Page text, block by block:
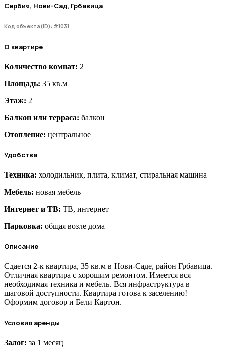
Сербия, Нови-Сад, Грбавица
Код объекта(ID): #1031
О квартире
Количество комнат: 2
Площадь: 35 кв.м
Этаж: 2
Балкон или терраса: балкон
Отопление: центральное
Удобства
Техника: холодильник, плита, климат, стиральная машина
Мебель: новая мебель
Интернет и ТВ: ТВ, интернет
Парковка: общая возле дома
Описание
Сдается 2-к квартира, 35 кв.м в Нови-Саде, район Грбавица.
Отличная квартира с хорошим ремонтом. Имеется вся
необходимая техника и мебель. Вся инфраструктура в
шаговой доступности. Квартира готова к заселению!
Оформим договор и Бели Картон.
Условия аренды
Залог: за 1 месяц